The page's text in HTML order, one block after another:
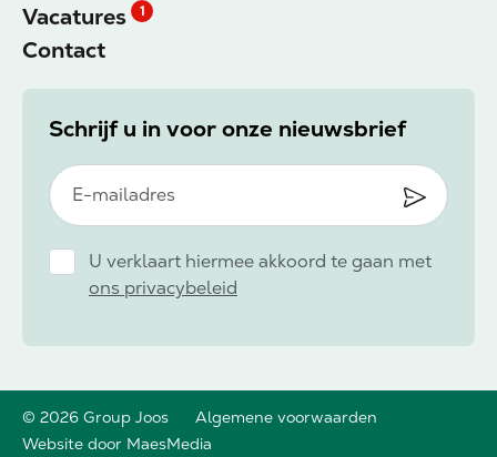
Vacatures
1
Contact
Schrijf u in voor onze nieuwsbrief
U verklaart hiermee akkoord te gaan met
ons privacybeleid
© 2026 Group Joos
Algemene voorwaarden
Website door MaesMedia